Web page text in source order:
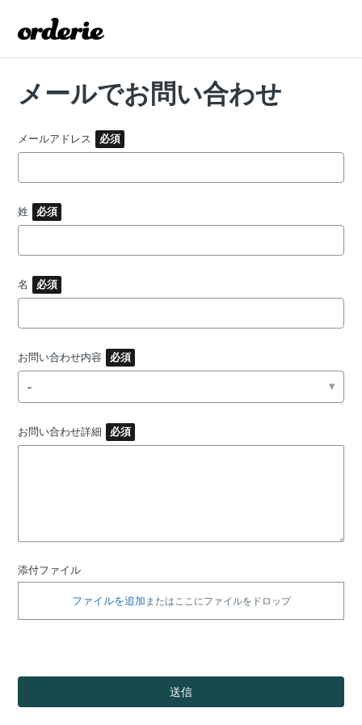
メールでお問い合わせ
メールアドレス
姓
名
お問い合わせ内容
-
お問い合わせ詳細
添付ファイル
ファイルを追加 またはここにファイルをドロップ